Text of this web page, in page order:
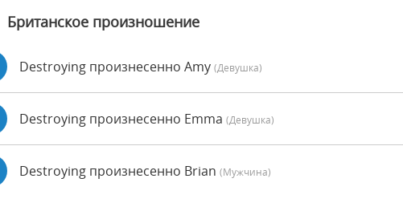
Британское произношение
Destroying произнесенно Amy (девушка)
Destroying произнесенно Emma (девушка)
Destroying произнесенно Brian (мужчина)